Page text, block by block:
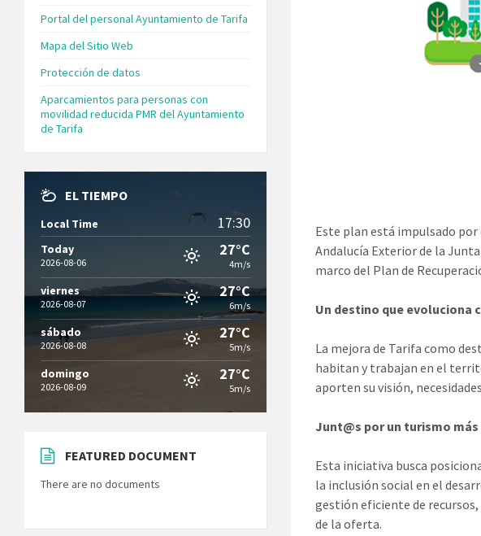
Este plan está impulsado
Andalucía Exterior de la
marco del Plan de
Un destino que evoluciona
La mejora de Tarifa como
habitan y trabajan en el
aporten su visión,
Junt@s por un turismo
Esta iniciativa busca
la inclusión social en el
gestión eficiente de
de la oferta.
Portal del personal Ayuntamiento de Tarifa
Mapa del Sitio Web
Protección de datos
Aparcamientos para personas con
movilidad reducida PMR del Ayuntamiento
de Tarifa
EL TIEMPO
Local Time 17:30
Today
2026-08-06
27°C
4m/s
viernes
2026-08-07
27°C
6m/s
sábado
2026-08-08
27°C
5m/s
domingo
2026-08-09
27°C
5m/s
FEATURED DOCUMENT
There are no documents